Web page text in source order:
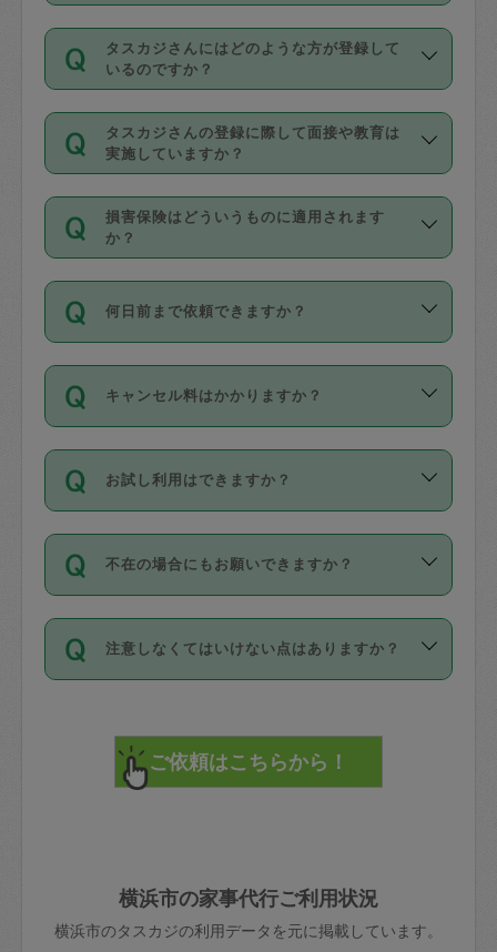
なお、タスカジさんの交通費も、依頼料
金のご請求と合わせてお支払いとなりま
動計算で表示されます。
（例：毎週定期の場合は３回以上のキャ
ンセルが有償（1200円、隔週定期の場合
は２回以上のキャンセルが有償（1200
・ＡＭ ９時～１２時
・ＰＭ １３時～１６時
・夜 １８時～２１時
開始時間を２時間前後変更することが可
能です。依頼送信後、個別にタスカジさ
んにメッセージを送り調整してくださ
い。ただし、２時間を越えての調整はで
時間も被らない場合、損害保険の対象外
掃除、整理収納、洗濯、買い物、料理、
作り置きです。タスカジさんによってで
きる仕事の範囲が異なりますので、依頼
する前にタスカジさんのプロフィールで
確認してください。
基本的に、高所での作業や危険作業、屋
外での作業は対象外です。
タスカジさんにはどのような方が登録して
いるのですか？
主婦として長年の家事経験をお持ちの
方、栄養士・調理師といった資格者で保
育園や学校の給食やレストランで料理関
係の専門職に従事されていた方、日本で
すでにハウスキーパーや英語の先生とし
てお仕事をしているフィリピン出身の
社員など様々なバックグラウンドの方が
登録しています。
日本語も話せる方など様々です。
ールに記載していますので、各自の得意
を依頼してください。
タスカジさんの登録に際して面接や教育は
実施していますか？
応募の際に、各自事務局との面接と説明
を行っています。その後、身分証明書の
写真提出をしていただいています。外国
確認しています。タスカジさんトレーニ
ング動画を使ったセルフトレーニングの
現場トライアルを受け、合格したタスカ
ジさんが活動されています。
※テストセンターの講評は１件目のレビュ
参考
【詳細】タスカジさんの登録に際
損害保険はどういうものに適用されます
か？
依頼者とタスカジさんとの間でタスカジ
を通して成立した作業時間内での作業に
適用されます。作業範囲は、掃除、洗
です。作業中に物を壊したり、人にけが
をさせたりした場合が対象で、補償金額
す。
写真を撮り、
詳細FAQ：
損害賠償保険について教えて
何日前まで依頼できますか？
ご依頼は、現在を起点に3日後（72時間
以降）の日時から受付可能となっていま
す。
タスカジさんへ「募集」をかけることが
可能です。
キャンセル料はかかりますか？
キャンセル料には、以下の2種類がありま
す。
1. 直前キャンセル（定期、スポット契約
共通）
72時間を超える※と、以下のキャンセル
料が発生します。
直前キャンセル料：
72時間前〜24時間前＝依頼料金の50%
依頼者不在による当日キャンセル＝依頼
金額の100%＋交通費全額
お試し利用はできますか？
「お試し利用」というメニューはありま
せんが、「一回のみ」依頼を活用するこ
とによって、気に入ったタスカジさんを
まず、条件の合う気になるタスカジさ
みてください。
その後、一番気に入ったタスカジさんに
不在の場合にもお願いできますか？
不在の場合の作業はタスカジさんの同意
が必要です。数回の依頼ののち、タスカ
ジさんと依頼者の間で十分な信頼関係が
てください。
不在時に部屋に入るためにタスカジさん
きた場合は損害保険の対象外となるので
ご注意ください。
注意しなくてはいけない点はありますか？
で、必ず鍵のかかるロッカーや金庫に入
れて依頼者の責任の元管理するよう心掛
けてください。
玉、など
あわせてこちらも参照ください：初めて
横浜市の家事代行ご利用状況
横浜市のタスカジの利用データを元に掲載しています。